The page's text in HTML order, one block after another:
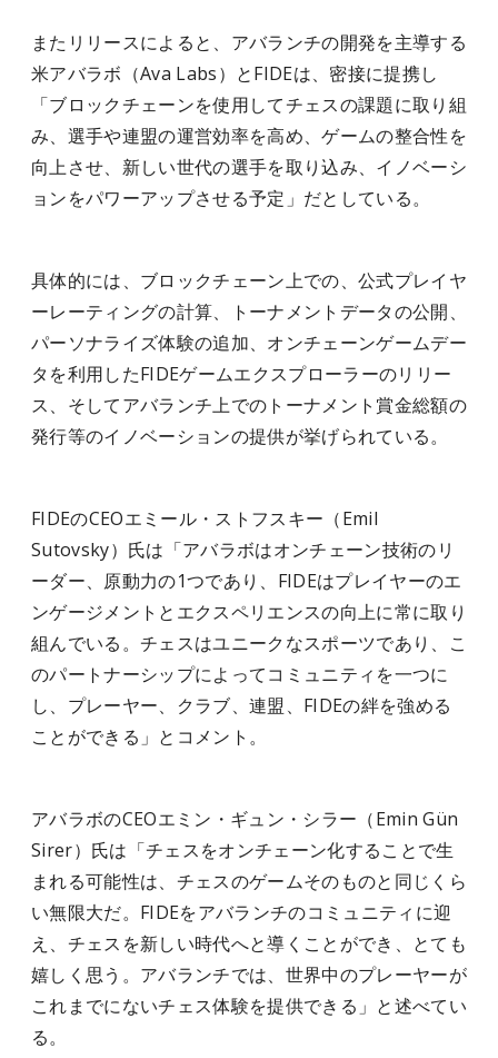
またリリースによると、アバランチの開発を主導する
米アバラボ（Ava Labs）とFIDEは、密接に提携し
「ブロックチェーンを使用してチェスの課題に取り組
み、選手や連盟の運営効率を高め、ゲームの整合性を
向上させ、新しい世代の選手を取り込み、イノベーシ
ョンをパワーアップさせる予定」だとしている。
具体的には、ブロックチェーン上での、公式プレイヤ
ーレーティングの計算、
トーナメントデータの公開、
パーソナライズ体験の追加、オンチェーンゲームデー
タを利用したFIDEゲームエクスプローラーのリリー
ス、そしてアバランチ上でのトーナメント賞金総額の
発行等のイノベーションの提供が挙げられている。
FIDEのCEOエミール・ストフスキー（Emil
Sutovsky）氏は「アバラボはオンチェーン技術のリ
ーダー、原動力の1つであり、FIDEはプレイヤーのエ
ンゲージメントとエクスペリエンスの向上に常に取り
組んでいる。チェスはユニークなスポーツであり、こ
のパートナーシップによってコミュニティを一つに
し、プレーヤー、クラブ、連盟、FIDEの絆を強める
ことができる」とコメント。
アバラボのCEOエミン・ギュン・シラー（Emin Gün
Sirer）氏は「チェスをオンチェーン化することで生
まれる可能性は、チェスのゲームそのものと同じくら
い無限大だ。FIDEをアバランチのコミュニティに迎
え、チェスを新しい時代へと導くことができ、とても
嬉しく思う。アバランチでは、世界中のプレーヤーが
これまでにないチェス体験を提供できる」と述べてい
る。